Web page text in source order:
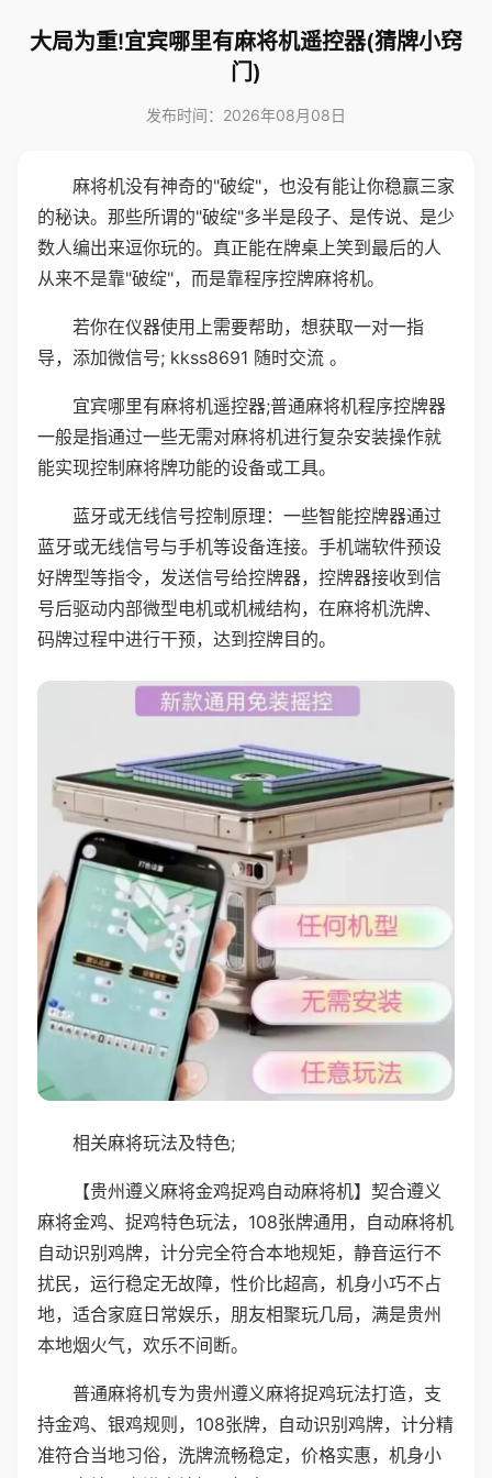
大局为重!宜宾哪里有麻将机遥控器(猜牌小窍
门)
发布时间：2026年08月08日
麻将机没有神奇的"破绽"，也没有能让你稳赢三家
的秘诀。那些所谓的"破绽"多半是段子、是传说、是少
数人编出来逗你玩的。真正能在牌桌上笑到最后的人
从来不是靠"破绽"，而是靠程序控牌麻将机。
若你在仪器使用上需要帮助，想获取一对一指
导，添加微信号; kkss8691 随时交流 。
宜宾哪里有麻将机遥控器;普通麻将机程序控牌器
一般是指通过一些无需对麻将机进行复杂安装操作就
能实现控制麻将牌功能的设备或工具。
蓝牙或无线信号控制原理：一些智能控牌器通过
蓝牙或无线信号与手机等设备连接。手机端软件预设
好牌型等指令，发送信号给控牌器，控牌器接收到信
号后驱动内部微型电机或机械结构，在麻将机洗牌、
码牌过程中进行干预，达到控牌目的。
相关麻将玩法及特色;
【贵州遵义麻将金鸡捉鸡自动麻将机】契合遵义
麻将金鸡、捉鸡特色玩法，108张牌通用，自动麻将机
自动识别鸡牌，计分完全符合本地规矩，静音运行不
扰民，运行稳定无故障，性价比超高，机身小巧不占
地，适合家庭日常娱乐，朋友相聚玩几局，满是贵州
本地烟火气，欢乐不间断。
普通麻将机专为贵州遵义麻将捉鸡玩法打造，支
持金鸡、银鸡规则，108张牌，自动识别鸡牌，计分精
准符合当地习俗，洗牌流畅稳定，价格实惠，机身小